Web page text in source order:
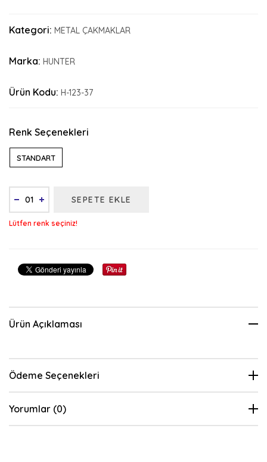
Kategori: METAL ÇAKMAKLAR
Marka: HUNTER
Ürün Kodu: H-123-37
Renk Seçenekleri
STANDART
SEPETE EKLE
Lütfen renk seçiniz!
Ürün Açıklaması
Ödeme Seçenekleri
Yorumlar (0)